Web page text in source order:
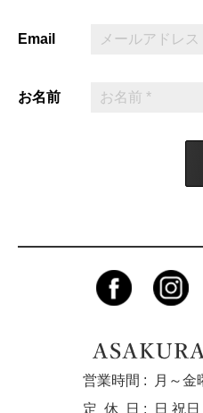
Email
お名前
営業時間 :
月～
定休
日 : 日 祝日